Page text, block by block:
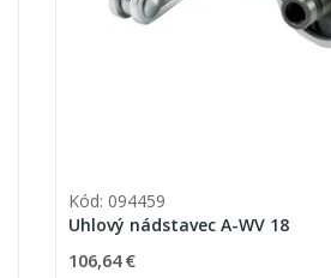
Kód: 094459
Uhlový nádstavec A-WV 18
106,64 €